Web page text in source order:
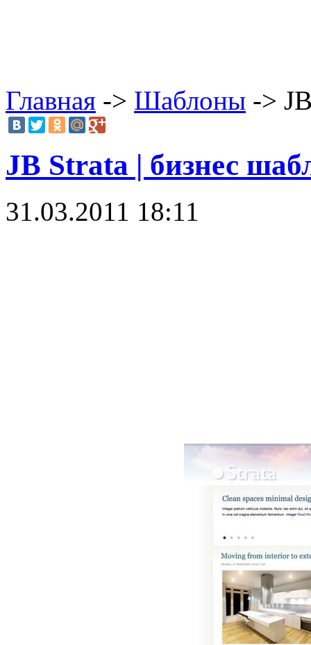
Главная -> Шаблоны ->
JB Strata | бизнес
31.03.2011 18:11